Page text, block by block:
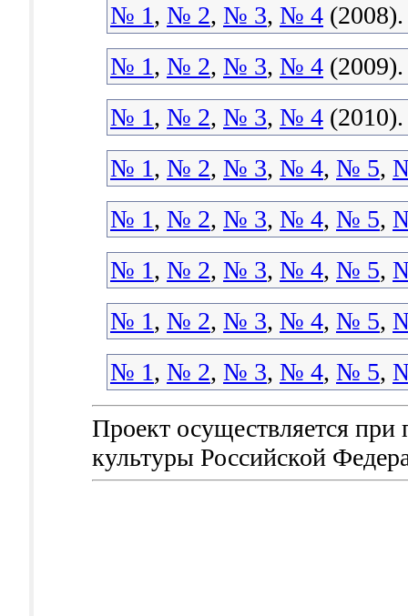
№ 1, № 2, № 3, № 4 (2008).
№ 1, № 2, № 3, № 4 (2009).
№ 1, № 2, № 3, № 4 (2010).
№ 1, № 2, № 3, № 4, № 5,
№ 1, № 2, № 3, № 4, № 5,
№ 1, № 2, № 3, № 4, № 5,
№ 1, № 2, № 3, № 4, № 5,
№ 1, № 2, № 3, № 4, № 5,
Проект осуществляется
культуры Российской